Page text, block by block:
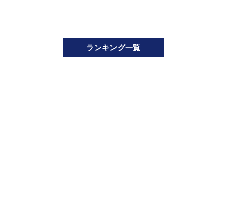
ランキング一覧